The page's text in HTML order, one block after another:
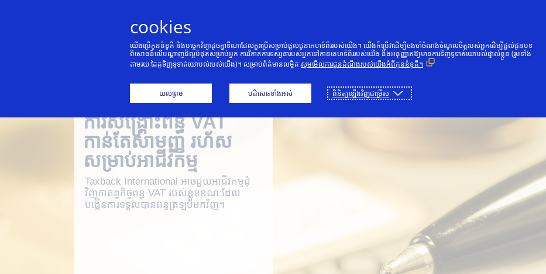
ការសង្គ្រោះពន្ធ VAT
កាន់តែសាមញ្ញ រហ័ស​
សម្រាប់អាជីវកម្ម
Taxback International អាចជួយ​អាជីវកម្ម​ជុំ
វិញ​កាតព្វកិច្ច​ពន្ធ VAT របស់ខ្លួន​ខណៈ​ដែល​
បង្កើន​ការ​ទទួលបាន​ពន្ធ​ត្រឡប់មកវិញ។
cookies
យើងប្រើកូននំខូគី និងបច្ចេកវិទ្យាដូចគ្នាទីណាដែលគួរប្រើសម្រាប់ផ្ដល់ជូនគេហទំព័ររបស់យើង។ យើងក៏ប្រើវាដើម្បីចងចាំចំណង់ចំណូលចិត្តរបស់អ្នកដើម្បីផ្ដល់ជូនបទ
ពិសោធន៍លើបណ្តាញដ៏ល្អបំផុតសម្រាប់អ្នក ការវិភាគការទស្សនារបស់អ្នកទៅកាន់គេហទំព័ររបស់យើង និងអនុញ្ញាតឱ្យមានការទិញទូទាត់យោបល់ផ្ទាល់ខ្លួន (រួមទាំង
តាមរយៈដៃគូទិញទូទាត់យោបល់របស់យើង)។ សម្រាប់ព័ត៌មានលម្អិត សូមមើលការជូនដំណឹងរបស់យើងអំពីកូននំខូគី។
យល់ព្រម បដិសេធទាំងអស់ ពិនិត្យឡើងវិញជម្រើស